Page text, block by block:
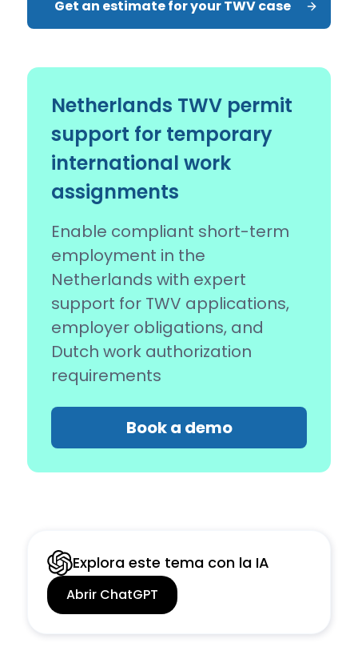
Get an estimate for your TWV case
Netherlands TWV permit
support for temporary
international work
assignments
Enable compliant short-term
employment in the
Netherlands with expert
support for TWV applications,
employer obligations, and
Dutch work authorization
requirements
Book a demo
Explora este tema con la IA
Abrir ChatGPT